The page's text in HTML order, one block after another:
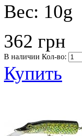
Вес: 10g
362 грн
В наличии Кол-во:
Купить